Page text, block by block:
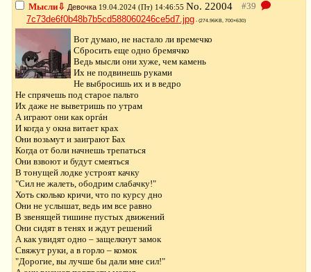
Мысли⇩ Девочка 19.04.2024 (Пт) 14:46:55 No. 22004
7c73de6f0b48b7b5cd588060246ce5d7.jpg - (274.96KB, 700×630)
Вот думаю, не настало ли времечко
Сбросить еще одно бремячко
Ведь мысли они хуже, чем камень
Их не подвинешь руками
Не выбросишь их и в ведро
Не спрячешь под старое пальто
Их даже не выветришь по утрам
А играют они как оргáн
И когда у окна витает крах
Они возьмут и заиграют Бах
Когда от боли начнешь трепаться
Они взвоют и будут смеяться
В тонущей лодке устроят качку
"Сил не жалеть, ободрим слабачку!"
Хоть сколько кричи, что по курсу дно
Они не услышат, ведь им все равно
В звенящей тишине пустых движений
Они сидят в тенях и ждут решений
А как увидят одно – защелкнут замок
Свяжут руки, а в горло – комок
"Дорогие, вы лучше бы дали мне сил!"